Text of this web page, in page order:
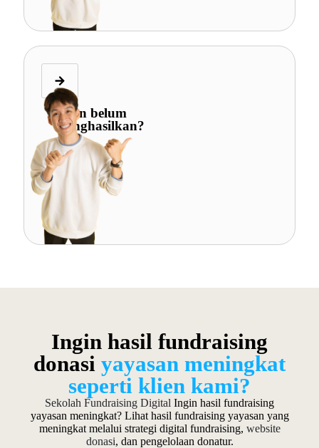
Iklan belum
menghasilkan?
Ingin hasil fundraising
donasi yayasan meningkat
seperti klien kami?
Sekolah Fundraising Digital Ingin hasil fundraising
yayasan meningkat? Lihat hasil fundraising yayasan yang
meningkat melalui strategi digital fundraising, website
donasi, dan pengelolaan donatur.